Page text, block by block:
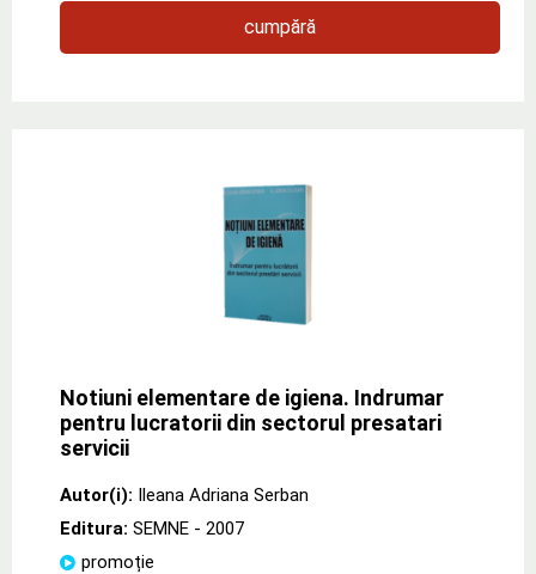
cumpără
Notiuni elementare de igiena. Indrumar
pentru lucratorii din sectorul presatari
servicii
Autor(i): Ileana Adriana Serban
Editura: SEMNE - 2007
promoție